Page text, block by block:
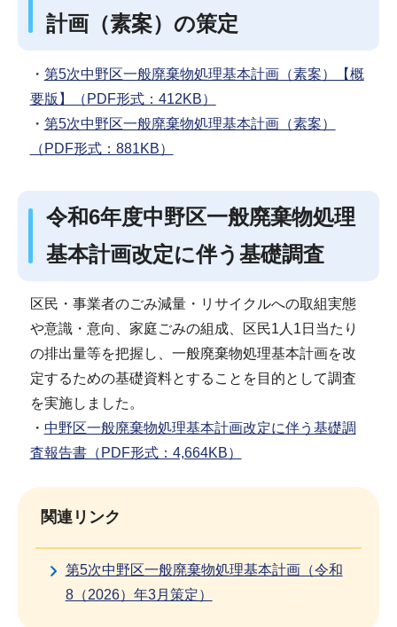
計画（素案）の策定
・ 第5次中野区一般廃棄物処理基本計画（素案）【概
要版】（PDF形式：412KB）
・ 第5次中野区一般廃棄物処理基本計画（素案）
（PDF形式：881KB）
令和6年度中野区一般廃棄物処理
基本計画改定に伴う基礎調査
区民・事業者のごみ減量・リサイクルへの取組実態
や意識・意向、家庭ごみの組成、区民1人1日当たり
の排出量等を把握し、一般廃棄物処理基本計画を改
定するための基礎資料とすることを目的として調査
を実施しました。
・ 中野区一般廃棄物処理基本計画改定に伴う基礎調
査報告書（PDF形式：4,664KB）
関連リンク
第5次中野区一般廃棄物処理基本計画（令和
8（2026）年3月策定）